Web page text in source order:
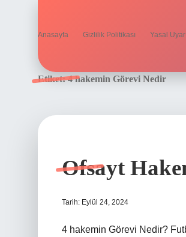
Anasayfa Gizlilik Politikası Yasal Uyarı
Etiket:4 hakemin Görevi Nedir
Ofsayt
Tarih: Eylül 24, 2024
4 hakemin Görevi Nedir?